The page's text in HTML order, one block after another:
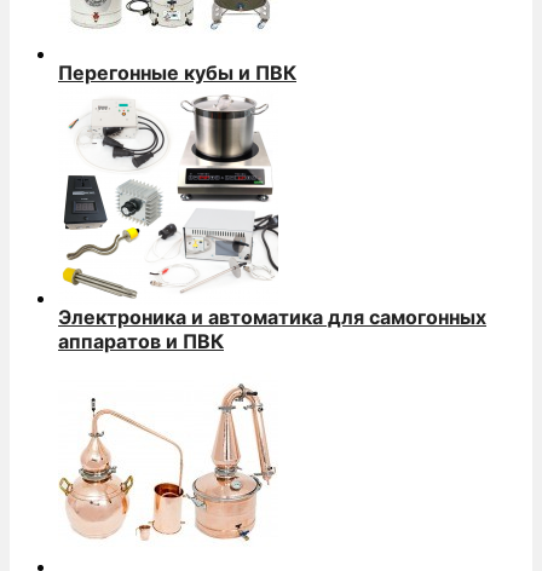
Перегонные кубы и ПВК
Электроника и автоматика для самогонных
аппаратов и ПВК